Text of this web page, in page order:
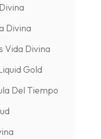
Divina
Vida Divina
Gold
Del Tiempo